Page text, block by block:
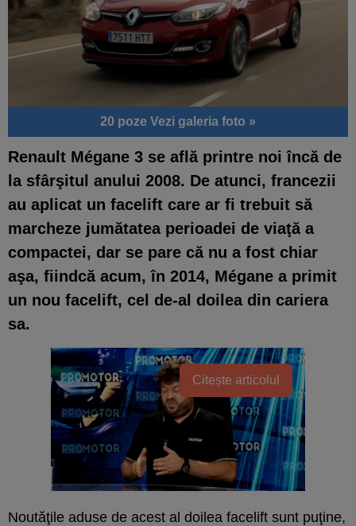
20 poze Vezi galeria foto »
Renault Mégane 3 se află printre noi încă de
la sfârşitul anului 2008. De atunci, francezii
au aplicat un facelift care ar fi trebuit să
marcheze jumătatea perioadei de viaţă a
compactei, dar se pare că nu a fost chiar
aşa, fiindcă acum, în 2014, Mégane a primit
un nou facelift, cel de-al doilea din cariera
sa.
Citește articolul
Noutăţile aduse de acest al doilea facelift sunt puţine,